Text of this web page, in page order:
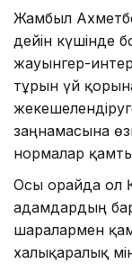
Жамбыл
дейін күшінде
жауынгер-
тұрғын үй
заңнамасына
нормалар
Осы орайда ол
адамдардың
шаралармен
халықаралық